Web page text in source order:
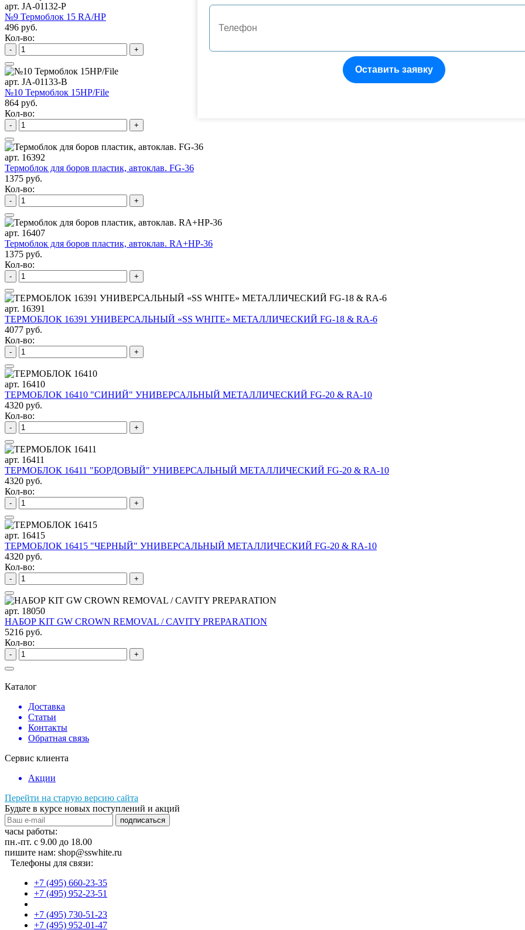
арт. JA-01132-P
№9 Термоблок 15 RA/HP
496 руб.
Кол-во:
- +
арт. JA-01133-B
№10 Термоблок 15HP/File
864 руб.
Кол-во:
- +
арт. 16392
Термоблок для боров пластик, автоклав. FG-36
1375 руб.
Кол-во:
- +
арт. 16407
Термоблок для боров пластик, автоклав. RA+HP-36
1375 руб.
Кол-во:
- +
арт. 16391
ТЕРМОБЛОК 16391 УНИВЕРСАЛЬНЫЙ «SS WHITE» МЕТАЛЛИЧЕСКИЙ FG-18 & RA-6
4077 руб.
Кол-во:
- +
арт. 16410
ТЕРМОБЛОК 16410 "СИНИЙ" УНИВЕРСАЛЬНЫЙ МЕТАЛЛИЧЕСКИЙ FG-20 & RA-10
4320 руб.
Кол-во:
- +
арт. 16411
ТЕРМОБЛОК 16411 "БОРДОВЫЙ" УНИВЕРСАЛЬНЫЙ МЕТАЛЛИЧЕСКИЙ FG-20 & RA-10
4320 руб.
Кол-во:
- +
арт. 16415
ТЕРМОБЛОК 16415 "ЧЕРНЫЙ" УНИВЕРСАЛЬНЫЙ МЕТАЛЛИЧЕСКИЙ FG-20 & RA-10
4320 руб.
Кол-во:
- +
арт. 18050
НАБОР KIT GW CROWN REMOVAL / CAVITY PREPARATION
5216 руб.
Кол-во:
- +
Каталог
Доставка
Статьи
Контакты
Обратная связь
Сервис клиента
Акции
Перейти на старую версию сайта
Будьте в курсе новых поступлений и акций
подписаться
часы работы:
пн.-пт. с 9.00 до 18.00
пишите нам: shop@sswhite.ru
Телефоны для связи:
+7 (495) 660-23-35
+7 (495) 952-23-51
+7 (495) 730-51-23
+7 (495) 952-01-47
Оставить заявку